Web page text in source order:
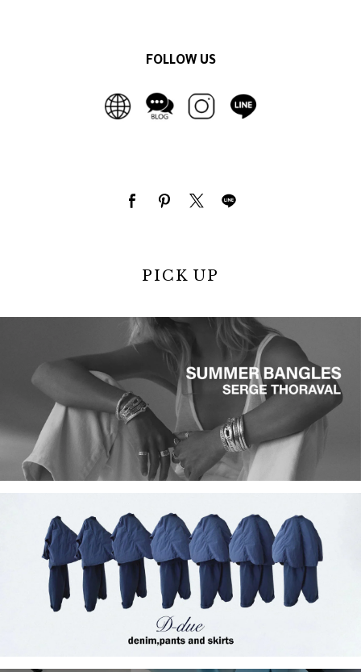
FOLLOW US
PICK UP